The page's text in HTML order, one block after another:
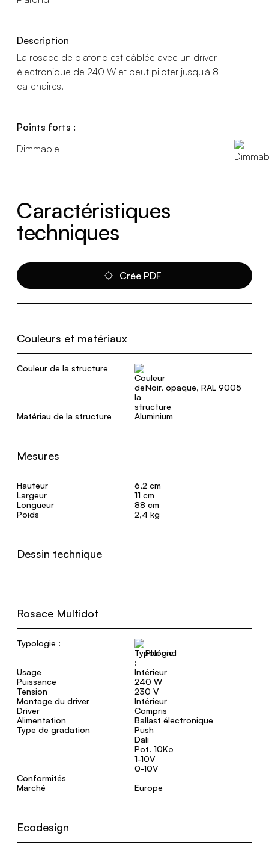
Description
La rosace de plafond est câblée avec un driver
électronique de 240 W et peut piloter jusqu'à 8
caténaires.
Points forts :
Dimmable
Caractéristiques
techniques
Crée PDF
Couleurs et matériaux
Couleur de la structure
Noir, opaque, RAL 9005
Matériau de la structure Aluminium
Mesures
Hauteur
6,2 cm
Largeur
11 cm
Longueur
88 cm
Poids
2,4 kg
Dessin technique
Rosace Multidot
Typologie :
Plafond
Usage
Intérieur
Puissance
240 W
Tension
230 V
Montage du driver
Intérieur
Driver
Compris
Alimentation
Ballast électronique
Type de gradation
Push
Dali
Pot. 10KΩ
1-10V
0-10V
Conformités
Marché
Europe
Ecodesign